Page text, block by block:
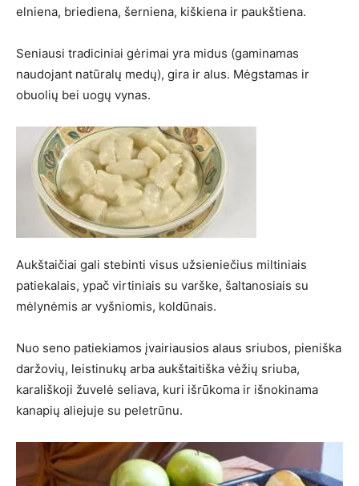
elniena, briediena, šerniena, kiškiena ir paukštiena.
Seniausi tradiciniai gėrimai yra midus (gaminamas
naudojant natūralų medų), gira ir alus. Mėgstamas ir
obuolių bei uogų vynas.
Aukštaičiai gali stebinti visus užsieniečius miltiniais
patiekalais, ypač virtiniais su varške, šaltanosiais su
mėlynėmis ar vyšniomis, koldūnais.
Nuo seno patiekiamos įvairiausios alaus sriubos, pieniška
daržovių, leistinukų arba aukštaitiška vėžių sriuba,
karališkoji žuvelė seliava, kuri išrūkoma ir išnokinama
kanapių aliejuje su peletrūnu.